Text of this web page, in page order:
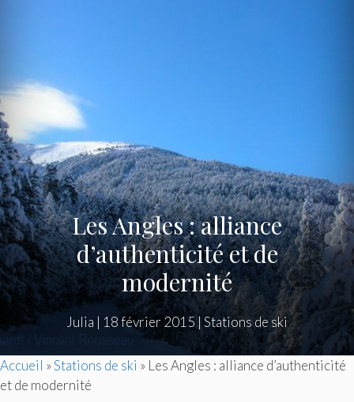
Les Angles : alliance
d’authenticité et de
modernité
Julia | 18 février 2015 |Stations de ski
Accueil »Stations de ski » Les Angles : alliance d’authenticité
et de modernité